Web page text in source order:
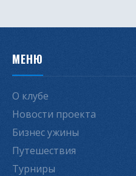
МЕНЮ
О клубе
Новости проекта
Бизнес ужины
Путешествия
Турниры